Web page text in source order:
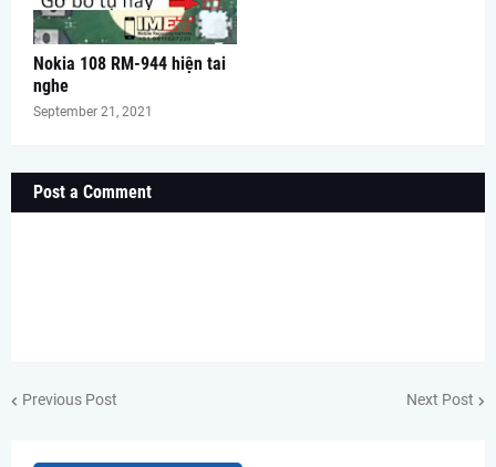
Nokia 108 RM-944 hiện tai
nghe
September 21, 2021
Post a Comment
Previous Post Next Post